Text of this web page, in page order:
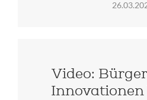
Video: